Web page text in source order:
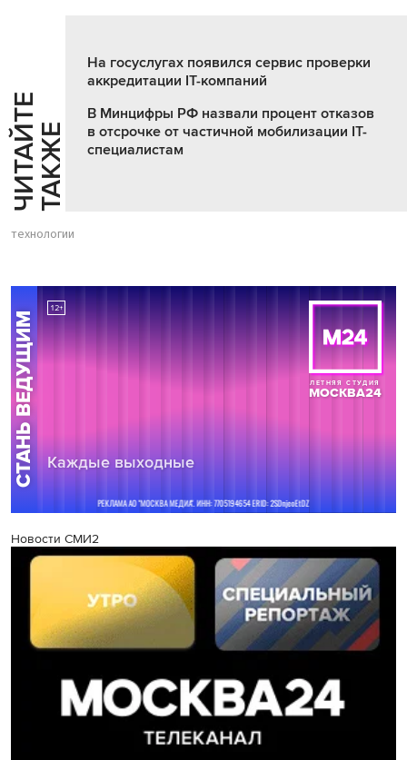
Ч
И
Т
АЙ
Т
Е
Т
А
К
ЖЕ
На госуслугах появился сервис проверки
аккредитации IT-компаний
В Минцифры РФ назвали процент отказов
в отсрочке от частичной мобилизации IT-
специалистам
технологии
Новости СМИ2